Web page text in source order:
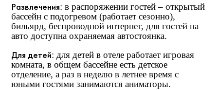
Развлечения: в распоряжении гостей – открытый
бассейн с подогревом (работает сезонно),
бильярд, беспроводной интернет, для гостей на
авто доступна охраняемая автостоянка.
Для детей: для детей в отеле работает игровая
комната, в общем бассейне есть детское
отделение, а раз в неделю в летнее время с
юными гостями занимаются аниматоры.